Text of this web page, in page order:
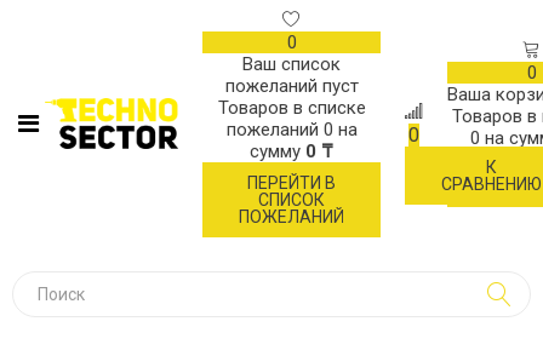
0
Ваш список
пожеланий пуст
Товаров в списке
пожеланий 0 на
сумму 0 ₸
ПЕРЕЙТИ В
СПИСОК
ПОЖЕЛАНИЙ
0
К
СРАВНЕНИЮ
0
Ваша
Товаров в
0 на